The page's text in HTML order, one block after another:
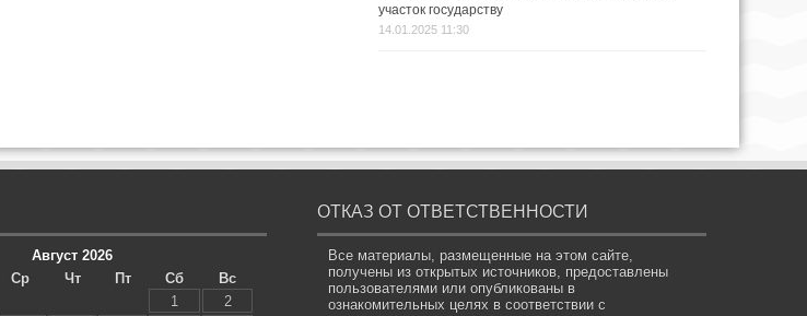
участок государству
14.01.2025 11:30
Август 2026
Ср Чт Пт Сб
Вс
1
2
ОТКАЗ ОТ ОТВЕТСТВЕННОСТИ
Все материалы, размещенные на этом сайте,
получены из открытых источников, предоставлены
пользователями или опубликованы в
ознакомительных целях в соответствии с